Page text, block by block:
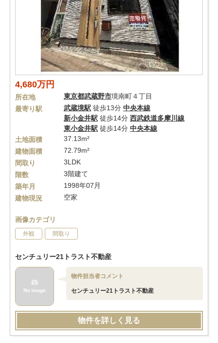
4,680万円
所在地 東京都武蔵野市境南町４丁目
最寄り駅
武蔵境駅 徒歩13分 中央本線
新小金井駅 徒歩14分 西武鉄道多摩川線
東小金井駅 徒歩14分 中央本線
土地面積
37.13m²
建物面積
72.79m²
間取り
3LDK
階数
3階建て
築年月
1998年07月
建物現況
空家
画像カテゴリ
外観 間取り
センチュリー21トラスト不動産
物件担当者コメント
センチュリー21トラスト不動産
物件を詳しく見る